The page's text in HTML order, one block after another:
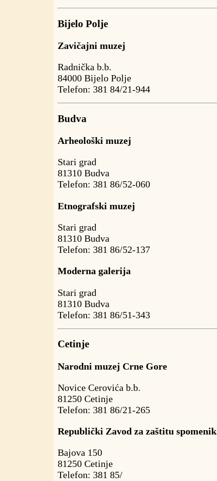
Bijelo Polje
Zavičajni muzej
Radnička b.b.
84000 Bijelo Polje
Telefon: 381 84/21-944
Budva
Arheološki muzej
Stari grad
81310 Budva
Telefon: 381 86/52-060
Etnografski muzej
Stari grad
81310 Budva
Telefon: 381 86/52-137
Moderna galerija
Stari grad
81310 Budva
Telefon: 381 86/51-343
Cetinje
Narodni muzej Crne Gore
Novice Cerovića b.b.
81250 Cetinje
Telefon: 381 86/21-265
Republički Zavod za zaštitu
Bajova 150
81250 Cetinje
Telefon: 381 85/